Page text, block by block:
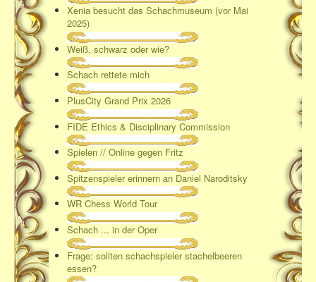
Xenia besucht das Schachmuseum (vor Mai
2025)
Weiß, schwarz oder wie?
Schach rettete mich
PlusCity Grand Prix 2026
FIDE Ethics & Disciplinary Commission
Spielen // Online gegen Fritz
Spitzenspieler erinnern an Daniel Naroditsky
WR Chess World Tour
Schach ... in der Oper
Frage: sollten schachspieler stachelbeeren
essen?